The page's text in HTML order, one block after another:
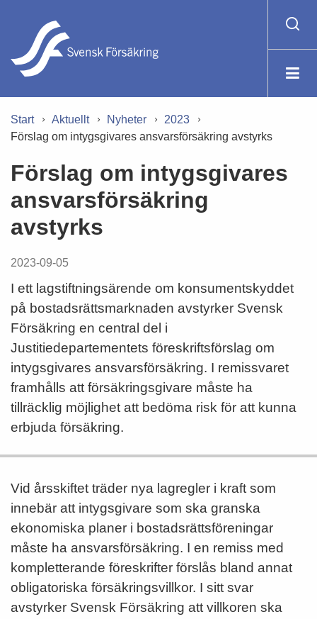
Start Aktuellt Nyheter
2023
Förslag om intygsgivares ansvarsförsäkring avstyrks
Förslag om intygsgivares
ansvarsförsäkring
avstyrks
2023-09-05
I ett lagstiftningsärende om konsumentskyddet
på bostadsrättsmarknaden avstyrker Svensk
Försäkring en central del i
Justitiedepartementets föreskriftsförslag om
intygsgivares ansvarsförsäkring. I remissvaret
framhålls att försäkringsgivare måste ha
tillräcklig möjlighet att bedöma risk för att kunna
erbjuda försäkring.
Vid årsskiftet träder nya lagregler i kraft som
innebär att intygsgivare som ska granska
ekonomiska planer i bostadsrättsföreningar
måste ha ansvarsförsäkring. I en remiss med
kompletterande föreskrifter förslås bland annat
obligatoriska försäkringsvillkor. I sitt svar
avstyrker Svensk Försäkring att villkoren ska